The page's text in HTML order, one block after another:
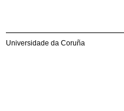
Universidade da Coruña